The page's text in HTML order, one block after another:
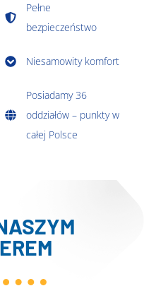
Pełne
bezpieczeństwo
Niesamowity komfort
Posiadamy 36
oddziałów – punkty w
całej Polsce